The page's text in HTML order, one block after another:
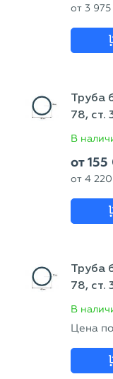
от 3 975
Труба
78, ст.
В
от
от 4 220
Труба
78, ст.
В
Цена